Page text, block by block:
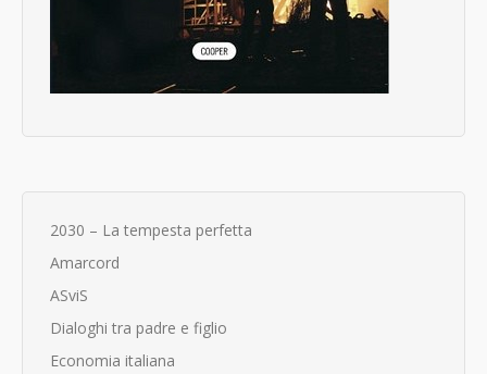
2030 – La tempesta perfetta
Amarcord
ASviS
Dialoghi tra padre e figlio
Economia italiana